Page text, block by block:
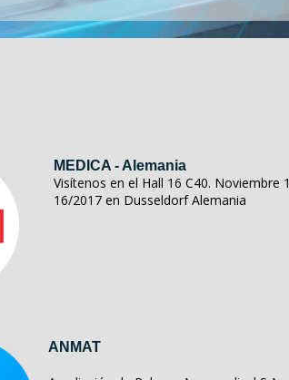
MEDICA - Alemania
Visítenos en el Hall 16 C40. Noviembre
16/2017 en Dusseldorf Alemania
ANMAT